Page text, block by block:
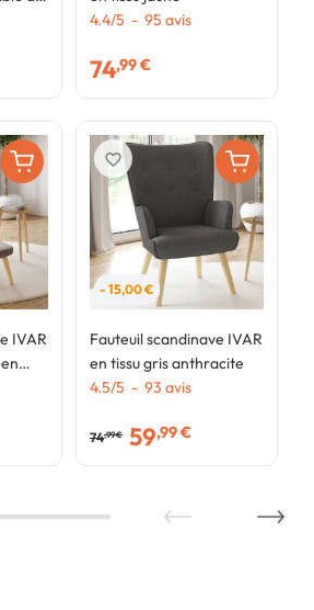
IVAR
4.4/5 - 95 avis
74,99 €
- 15,00 €
Fauteuil scandinave IVAR
en tissu gris anthracite
4.5/5 - 93 avis
74,99 € 59,99 €
favorite_border